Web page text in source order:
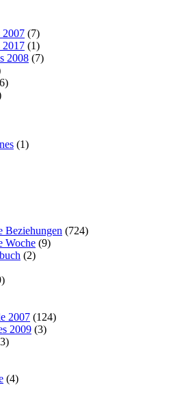
2007 (7)
2017 (1)
2008 (7)
(1)
Beziehungen (724)
Woche (9)
(2)
2007 (124)
2009 (3)
(4)